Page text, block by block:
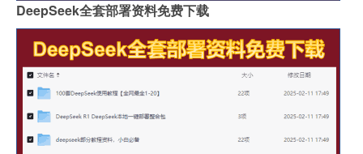
DeepSeek全套部署资料免费下载